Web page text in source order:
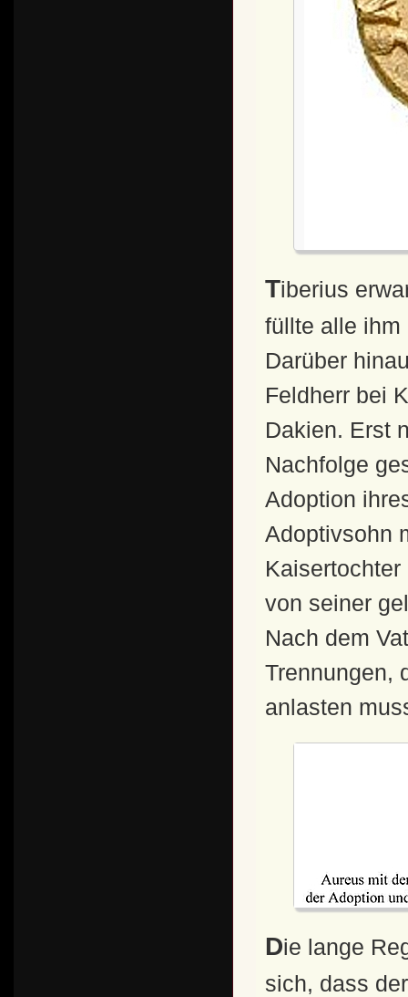
Tiberius erwarb sich eine ausgezeichnete Bildung und
füllte alle ihm
Darüber
Feldherr bei
Dakien. Erst
Nachfolge
Adoption
Adoptivsohn
von seiner
Nach dem
Trennungen,
anlasten
Die lange Regierungszeit des Augustus brachte es mit
sich, dass